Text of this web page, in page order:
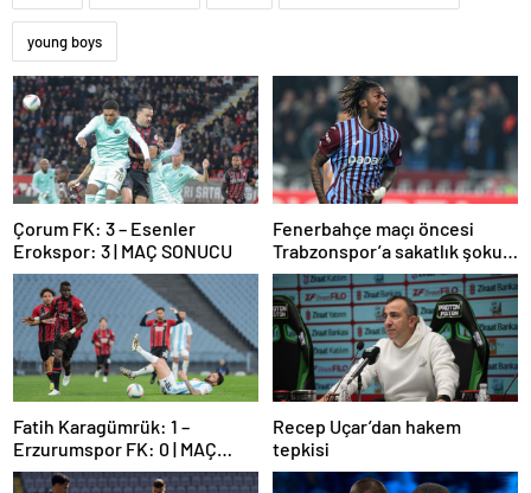
young boys
Çorum FK: 3 – Esenler
Erokspor: 3 | MAÇ SONUCU
Fenerbahçe maçı öncesi
Trabzonspor’a sakatlık şoku:
Muhammed Cham!
Fatih Karagümrük: 1 –
Erzurumspor FK: 0 | MAÇ
SONUCU
Recep Uçar’dan hakem
tepkisi